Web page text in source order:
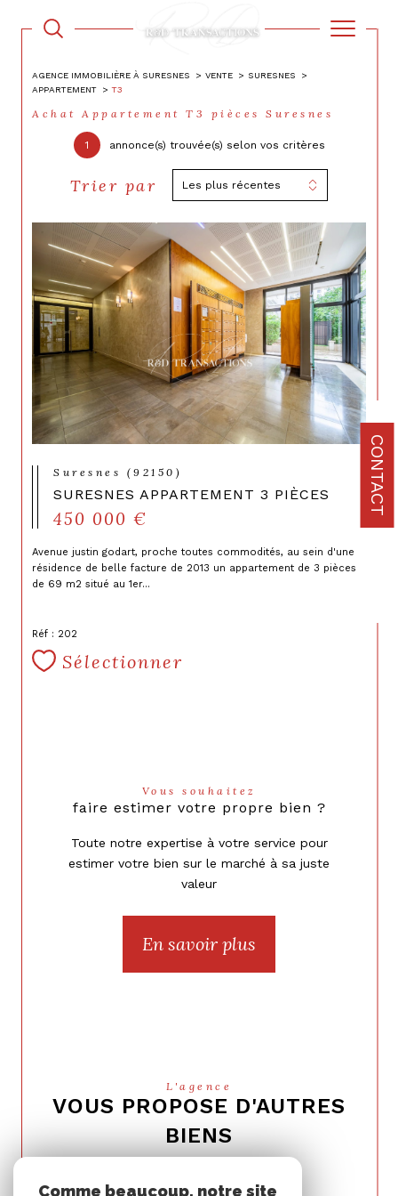
CONTACT
AGENCE IMMOBILIÈRE À SURESNES VENTE
SURESNES
APPARTEMENT
T3
Achat Appartement T3 pièces Suresnes
1 annonce(s) trouvée(s) selon vos critères
Trier par Les plus récentes
Suresnes (92150)
SURESNES APPARTEMENT 3 PIÈCES
450 000 €
Avenue justin godart, proche toutes commodités, au sein d'une
résidence de belle facture de 2013 un appartement de 3 pièces
de 69 m2 situé au 1er...
Réf : 202
Sélectionner
Vous souhaitez
faire estimer votre propre bien ?
Toute notre expertise à votre service pour
estimer votre bien sur le marché à sa juste
valeur
En savoir plus
L'agence
VOUS PROPOSE D'AUTRES
BIENS
Comme beaucoup, notre site